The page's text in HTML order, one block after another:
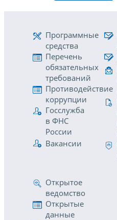
Программные
средства
Перечень
обязательных
требований
Противодействие
коррупции
Госслужба
в ФНС
России
Вакансии
Открытое
ведомство
Открытые
данные